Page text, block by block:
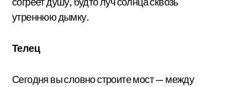
утреннюю дымку.
Телец
Сегодня вы словно строите мост — между